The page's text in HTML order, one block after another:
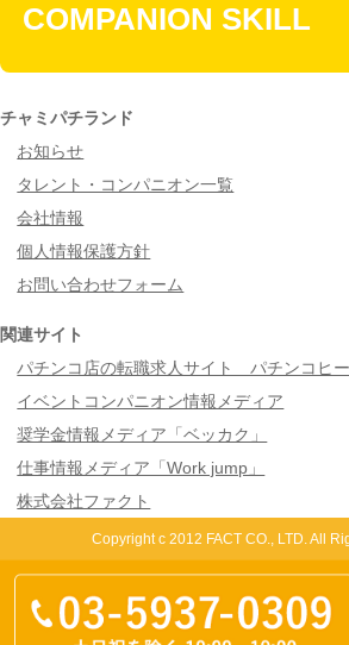
COMPANION SKILL
チャミパチランド
お知らせ
タレント・コンパニオン一覧
会社情報
個人情報保護方針
お問い合わせフォーム
関連サイト
パチンコ店の転職求人サイト パチンコヒ
イベントコンパニオン情報メディア
奨学金情報メディア「ベッカク」
仕事情報メディア「Work jump」
株式会社ファクト
Copyright c 2012 FACT CO., LTD. All